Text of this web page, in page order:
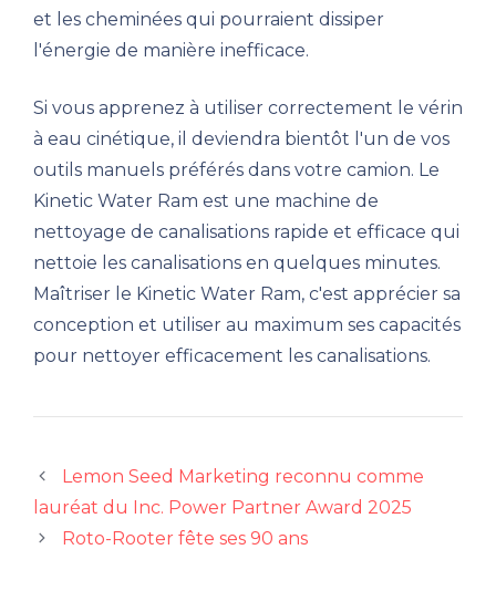
et les cheminées qui pourraient dissiper
l'énergie de manière inefficace.
Si vous apprenez à utiliser correctement le vérin
à eau cinétique, il deviendra bientôt l'un de vos
outils manuels préférés dans votre camion. Le
Kinetic Water Ram est une machine de
nettoyage de canalisations rapide et efficace qui
nettoie les canalisations en quelques minutes.
Maîtriser le Kinetic Water Ram, c'est apprécier sa
conception et utiliser au maximum ses capacités
pour nettoyer efficacement les canalisations.
Lemon Seed Marketing reconnu comme
lauréat du Inc. Power Partner Award 2025
Roto-Rooter fête ses 90 ans